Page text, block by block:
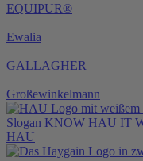
EQUIPUR®
Ewalia
GALLAGHER
Großewinkelmann
HAU